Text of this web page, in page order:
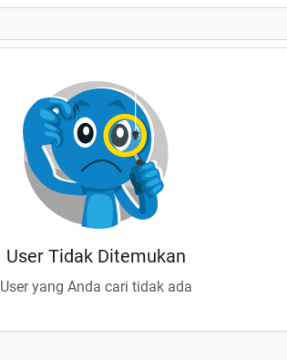
User Tidak Ditemukan
User yang Anda cari tidak ada